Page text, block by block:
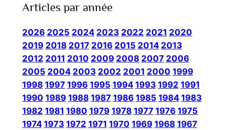
Articles par année
2026 2025 2024 2023 2022 2021 2020
2019 2018 2017 2016 2015 2014 2013
2012 2011 2010 2009 2008 2007 2006
2005 2004 2003 2002 2001 2000 1999
1998 1997 1996 1995 1994 1993 1992 1991
1990 1989 1988 1987 1986 1985 1984 1983
1982 1981 1980 1979 1978 1977 1976 1975
1974 1973 1972 1971 1970 1969 1968 1967